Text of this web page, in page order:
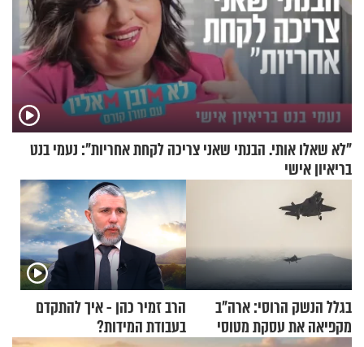
"לא שאלו אותי. הבנתי שאני צריכה לקחת אחריות": נעמי בנט
בריאיון אישי
בגלל הנשק הרוסי: ארה"ב
מקפיאה את עסקת מטוסי
הרב זמיר כהן - איך להתקדם
בעבודת המידות?